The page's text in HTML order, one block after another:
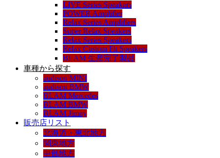
LIVE Series Speakers
POWER Amplifier
Relax Series Amplifiers
Super Relax Speakers
Relax Series Speakers
Relax Custom Fit Speakers
BLAM 生産完了製品
車種から探す
audison MINI
audison BMW
BLAM Mercedes
BLAM BMW
BLAM Jimny
販売店リスト
北海道・東北地方
関東地方
中部地方